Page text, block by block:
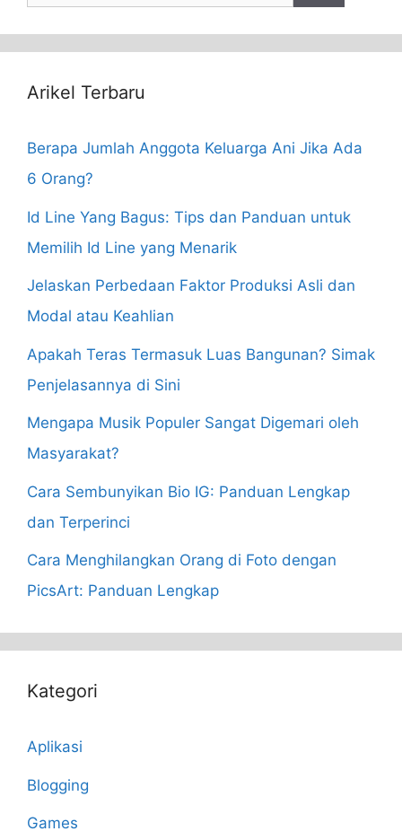
for:
Arikel Terbaru
Berapa Jumlah Anggota Keluarga Ani Jika Ada
6 Orang?
Id Line Yang Bagus: Tips dan Panduan untuk
Memilih Id Line yang Menarik
Jelaskan Perbedaan Faktor Produksi Asli dan
Modal atau Keahlian
Apakah Teras Termasuk Luas Bangunan? Simak
Penjelasannya di Sini
Mengapa Musik Populer Sangat Digemari oleh
Masyarakat?
Cara Sembunyikan Bio IG: Panduan Lengkap
dan Terperinci
Cara Menghilangkan Orang di Foto dengan
PicsArt: Panduan Lengkap
Kategori
Aplikasi
Blogging
Games